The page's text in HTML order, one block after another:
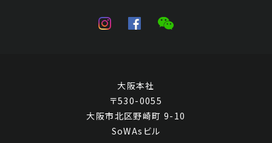
大阪本社
〒530-0055
大阪市北区野崎町 9-10
SoWAsビル